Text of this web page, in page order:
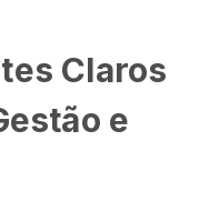
Claros
e